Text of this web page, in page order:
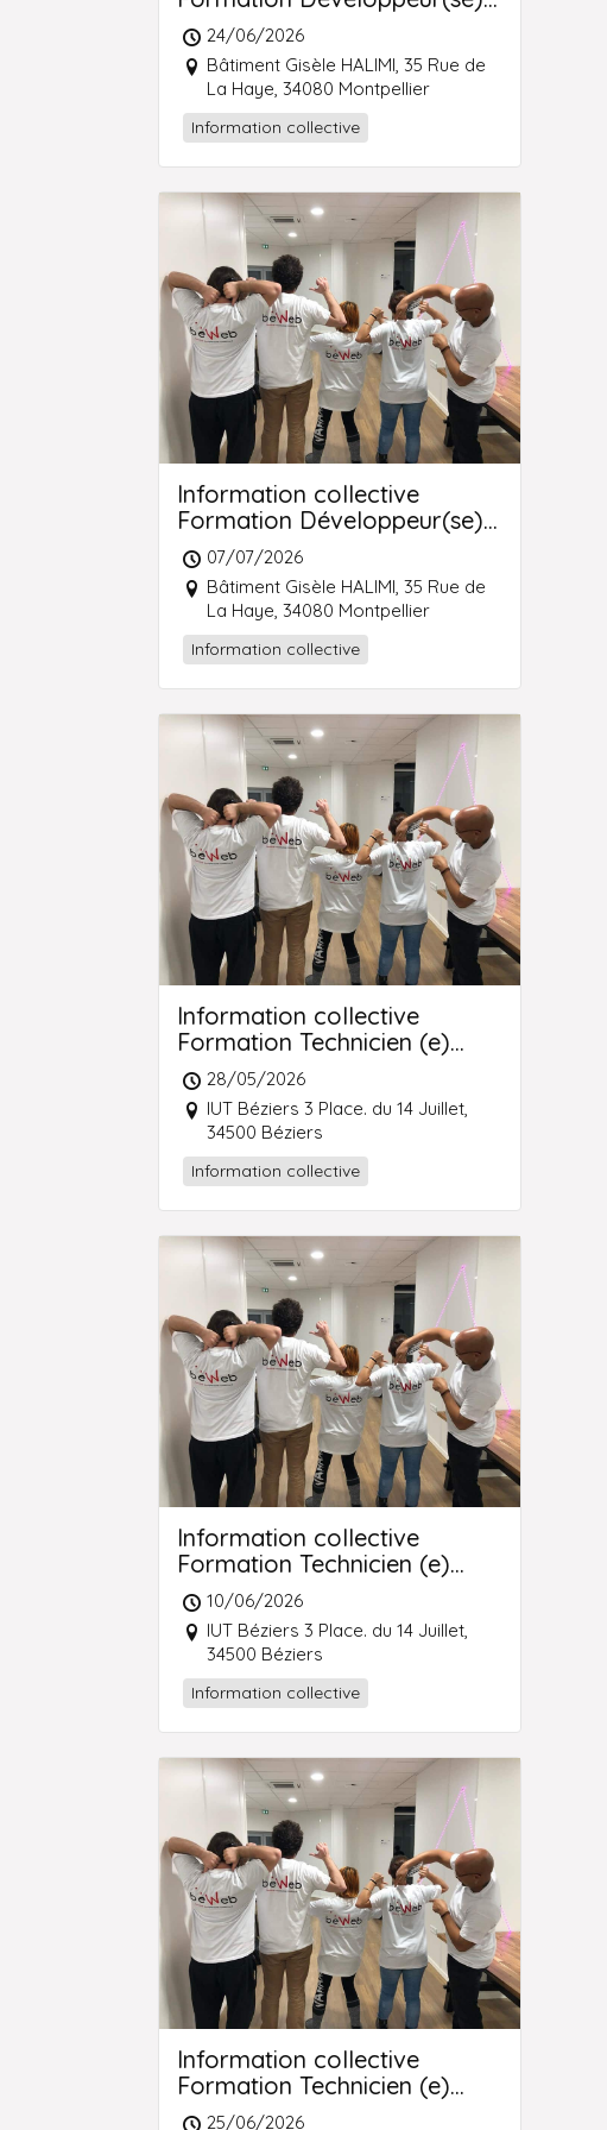
Web et Web Mobile
Montpellier
24/06/2026
Bâtiment Gisèle HALIMI, 35 Rue de
La Haye, 34080 Montpellier
Information collective
Information collective
Formation Développeur(se)
Web et Web Mobile
Montpellier
07/07/2026
Bâtiment Gisèle HALIMI, 35 Rue de
La Haye, 34080 Montpellier
Information collective
Information collective
Formation Technicien (e)
Supérieur (e) Systèmes et
Réseaux
28/05/2026
IUT Béziers 3 Place. du 14 Juillet,
34500 Béziers
Information collective
Information collective
Formation Technicien (e)
Supérieur (e) Systèmes et
Réseaux
10/06/2026
IUT Béziers 3 Place. du 14 Juillet,
34500 Béziers
Information collective
Information collective
Formation Technicien (e)
Supérieur (e) Systèmes et
25/06/2026